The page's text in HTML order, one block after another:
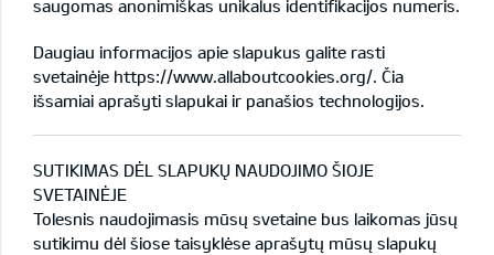
saugomas anonimiškas unikalus identifikacijos numeris.
Daugiau informacijos apie slapukus galite rasti
svetainėje https://www.allaboutcookies.org/. Čia
išsamiai aprašyti slapukai ir panašios technologijos.
SUTIKIMAS DĖL SLAPUKŲ NAUDOJIMO ŠIOJE
SVETAINĖJE
Tolesnis naudojimasis mūsų svetaine bus laikomas jūsų
sutikimu dėl šiose taisyklėse aprašytų mūsų slapukų